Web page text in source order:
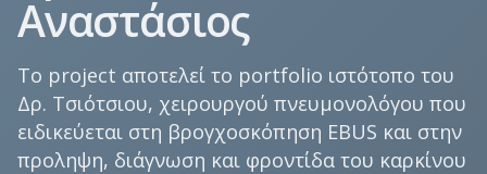
Αναστάσιος
Το project αποτελεί το portfolio ιστότοπο του
Δρ. Τσιότσιου, χειρουργού πνευμονολόγου που
ειδικεύεται στη βρογχοσκόπηση EBUS και στην
προληψη, διάγνωση και φροντίδα του καρκίνου